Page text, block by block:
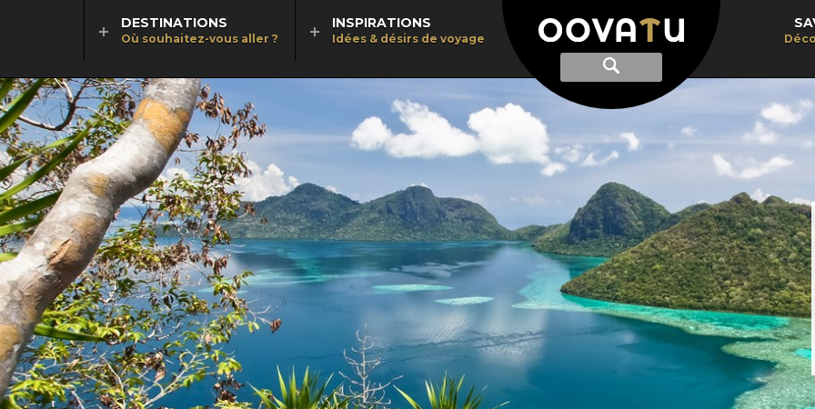
Afficher
recherche
Recherche
DESTINATIONS
Où souhaitez-vous aller ?
INSPIRATIONS
Idées & désirs de voyage